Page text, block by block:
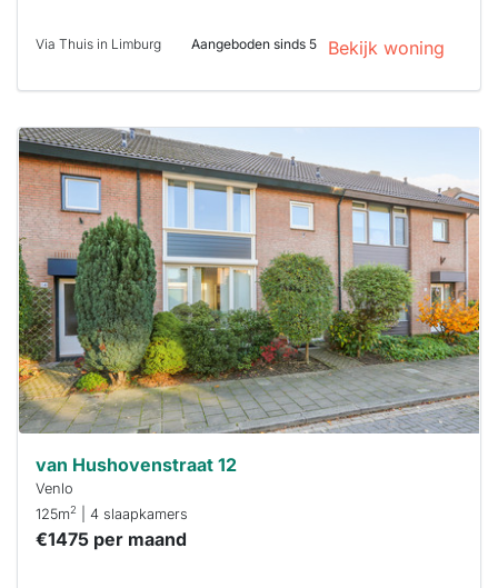
Via Thuis in Limburg Aangeboden sinds 5 Bekijk woning
Deze woning
is
waarschijnlijk
al verhuurd
Om kans te
maken moet je
binnen 15
minuten
reageren.
Stekkies helpt
je hierbij!
van Hushovenstraat 12
Venlo
125m2 | 4 slaapkamers
€1475 per maand